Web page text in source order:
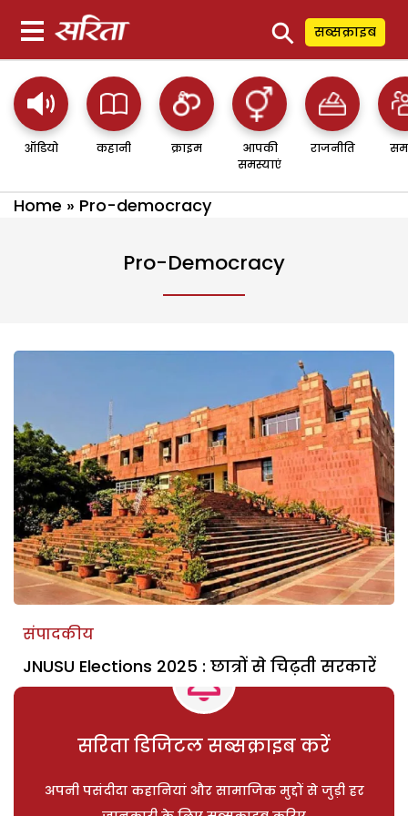
⚲ सब्सक्राइब
ऑडियो कहानी क्राइम
आपकी
समस्याएं
राजनीति
Home » Pro-democracy
Pro-Democracy
संपादकीय
JNUSU Elections 2025 : छात्रों से चिढ़ती सरकारें
सरिता डिजिटल सब्सक्राइब करें
अपनी पसंदीदा कहानियां और सामाजिक मुद्दों से जुड़ी हर